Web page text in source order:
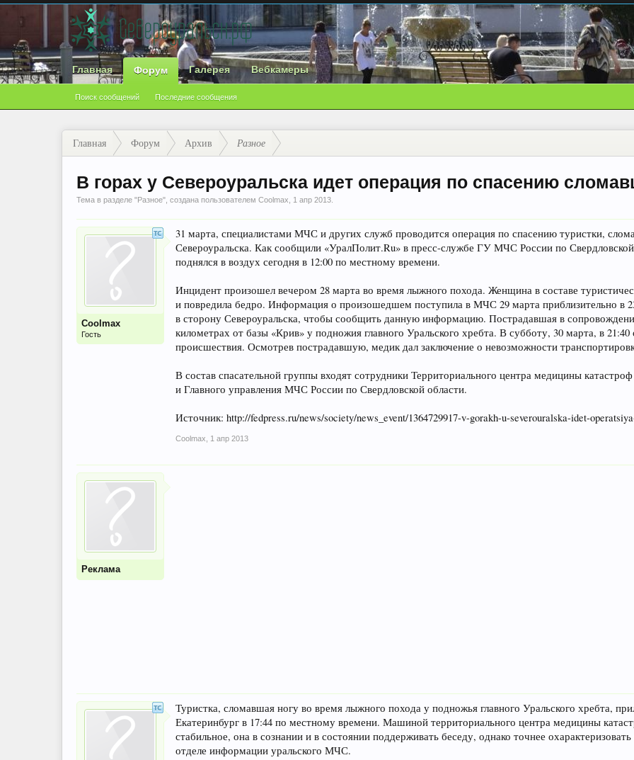
Главная Форум
Поиск сообщений Последние сообщения
Галерея Вебкамеры
Главная Форум Архив Разное
В горах у Североуральска идет операция по спасению
Тема в разделе "Разное", создана пользователем Coolmax 1 апр 2013
Coolmax
Гость
31 марта, специалистами МЧС и других служб проводится операция по спасению туристки,
Североуральска. Как сообщили «УралПолит.Ru» в пресс-службе ГУ МЧС России по
поднялся в воздух сегодня в 12:00 по местному времени.
Инцидент произошел вечером 28 марта во время лыжного похода. Женщина в составе
и повредила бедро. Информация о произошедшем поступила в МЧС 29 марта приблизительно в
в сторону Североуральска, чтобы сообщить данную информацию. Пострадавшая в
километрах от базы «Крив» у подножия главного Уральского хребта. В субботу, 30 марта, в
происшествия. Осмотрев пострадавшую, медик дал заключение о невозможности
В состав спасательной группы входят сотрудники Территориального центра медицины
и Главного управления МЧС России по Свердловской области.
Источник: http://fedpress.ru/news/society/news_event/1364729917-v-gorakh-u-severouralska-idet-
Coolmax 1 апр 2013
Реклама
Туристка, сломавшая ногу во время лыжного похода у подножья главного Уральского хребта,
Екатеринбург в 17:44 по местному времени. Машиной территориального центра медицины
стабильное, она в сознании и в состоянии поддерживать беседу, однако точнее
отделе информации уральского МЧС.